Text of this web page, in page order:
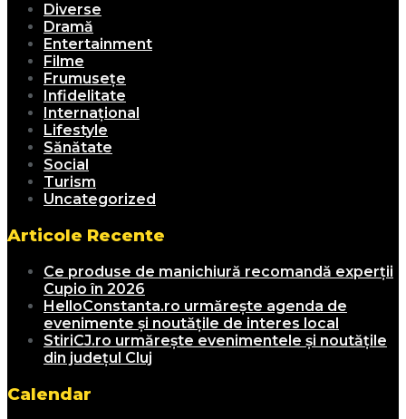
Diverse
Dramă
Entertainment
Filme
Frumusețe
Infidelitate
Internațional
Lifestyle
Sănătate
Social
Turism
Uncategorized
Articole Recente
Ce produse de manichiură recomandă experții
Cupio în 2026
HelloConstanta.ro urmărește agenda de
evenimente și noutățile de interes local
StiriCJ.ro urmărește evenimentele și noutățile
din județul Cluj
Calendar